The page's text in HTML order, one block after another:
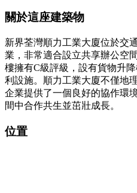
關於這座建築物
新界荃灣順力工業大廈位於交
業，非常適合設立共享辦公空
樓擁有C級評級，設有貨物升
利設施。順力工業大廈不僅地
企業提供了一個良好的協作環
間中合作共生並茁壯成長。
位置